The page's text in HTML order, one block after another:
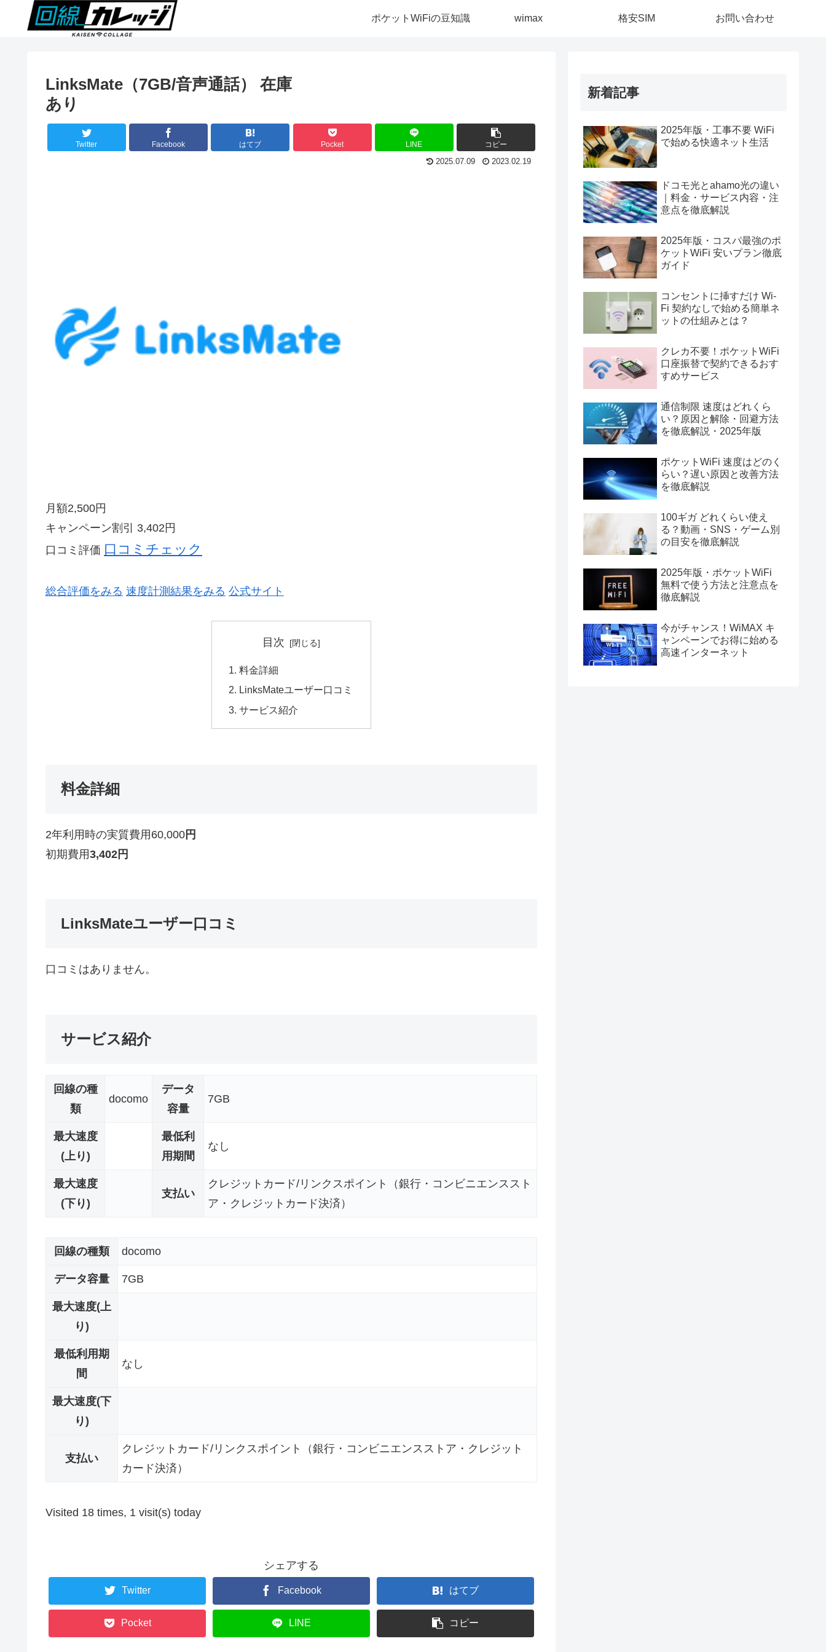
ポケットWiFiの豆知識 wimax 格安SIM お問い合わせ
LinksMate（7GB/音声通話） 在庫
あり
Twitter Facebook はてブ Pocket LINE コピー
2025.07.09 2023.02.19
月額2,500円
キャンペーン割引
3,402円
口コミ評価 口コミチェック
総合評価をみる 速度計測結果をみる 公式サイト
目次
料金詳細
LinksMateユーザー口コミ
サービス紹介
料金詳細
2年利用時の実質費用 60,000 円
初期費用3,402 円
LinksMateユーザー口コミ
口コミはありません。
サービス紹介
回線の種
類
docomo
データ
容量
7GB
最大速度
(上り)
最低利
用期間
なし
最大速度
(下り)
支払い
クレジットカード/リンクスポイント（銀行・コンビニエンススト
ア・クレジットカード決済）
回線の種類 docomo
データ容量 7GB
最大速度(上
り)
最低利用期
間
なし
最大速度(下
り)
支払い
クレジットカード/リンクスポイント（銀行・コンビニエンスストア・クレジット
カード決済）
Visited 18 times, 1 visit(s) today
シェアする
Twitter Facebook はてブ
Pocket LINE コピー
新着記事
2025年版・工事不要 WiFi
で始める快適ネット生活
ドコモ光とahamo光の違い
｜料金・サービス内容・注
意点を徹底解説
2025年版・コスパ最強のポ
ケットWiFi 安いプラン徹底
ガイド
コンセントに挿すだけ Wi-
Fi 契約なしで始める簡単ネ
ットの仕組みとは？
クレカ不要！ポケットWiFi
口座振替で契約できるおす
すめサービス
通信制限 速度はどれくら
い？原因と解除・回避方法
を徹底解説・2025年版
ポケットWiFi 速度はどのく
らい？遅い原因と改善方法
を徹底解説
100ギガ どれくらい使え
る？動画・SNS・ゲーム別
の目安を徹底解説
2025年版・ポケットWiFi
無料で使う方法と注意点を
徹底解説
今がチャンス！WiMAX キ
ャンペーンでお得に始める
高速インターネット